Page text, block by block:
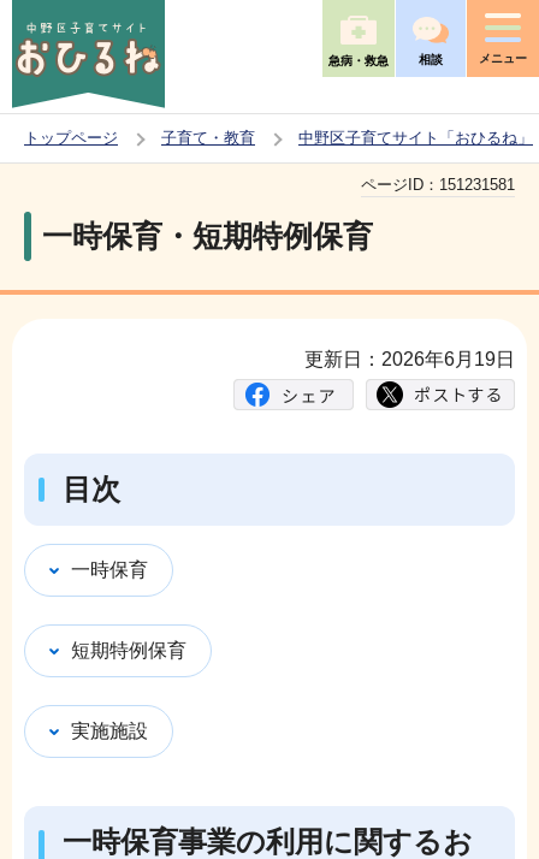
の
ー
で
急病・救急 相談 メニュー
トップページ 子育て・教育 中野区子育てサイト「おひるね」
一時保育・短期特例保育
ページID： 151231581
更新日：2026年6月19日
目次
一時保育
短期特例保育
実施施設
一時保育事業の利用に関するお